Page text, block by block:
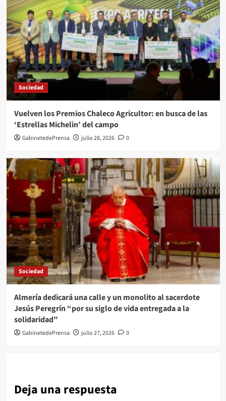
Sociedad
Vuelven los Premios Chaleco Agricultor: en busca de las
‘Estrellas Michelin’ del campo
GabinetedePrensa julio 28, 2026 0
Sociedad
Almería dedicará una calle y un monolito al sacerdote
Jesús Peregrín “por su siglo de vida entregada a la
solidaridad”
GabinetedePrensa julio 27, 2026 0
Deja una respuesta